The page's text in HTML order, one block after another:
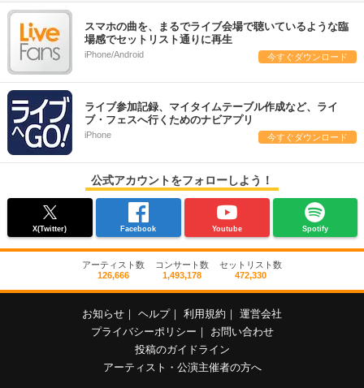
スマホの曲を、まるでライブ会場で聴いているような臨
場感でセットリスト通りに再生
iPhone/Android 今すぐダウンロード
ライブ参加記録、マイタイムテーブル作成など、ライ
ブ・フェスへ行くためのナビアプリ
iPhone 今すぐダウンロード
公式アカウントをフォローしよう！
X(Twitter) Facebook Youtube Spotify
アーティスト数
126,666
コンサート数
1,493,178
セットリスト数
472,330
お知らせ ヘルプ 利用規約
運営会社
プライバシーポリシー
お問い合わせ
投稿のガイドライン
アーティスト・公演主催者の方へ